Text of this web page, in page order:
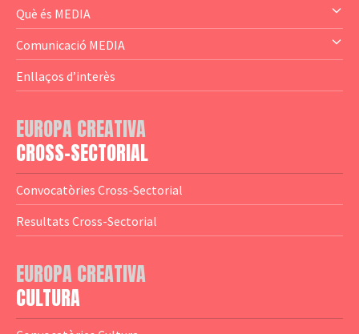
— Audience Cluster
— Altres
Què és MEDIA
— El subprograma MEDIA
— Agència Executiva
— Logotips
Comunicació MEDIA
— Estrenes a Catalunya
— Notícies
— Guies MEDIA
— Altres Guies
— Presentacions
— Estudis
— Anuaris
Enllaços d’interès
EUROPA CREATIVA
CROSS-SECTORIAL
Convocatòries Cross-Sectorial
Resultats Cross-Sectorial
EUROPA CREATIVA
CULTURA